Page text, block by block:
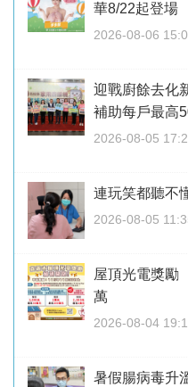
華8/22起登場
2026-08-06
迎戰廚餘去化
補助每戶最高
2026-08-05
連玩笑都聽不
2026-08-05
屋頂光電獎勵
萬
2026-08-04
暑假腸病毒升